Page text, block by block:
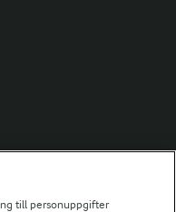
till personuppgifter